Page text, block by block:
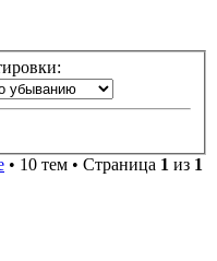
• 10 тем • Страница 1 из 1